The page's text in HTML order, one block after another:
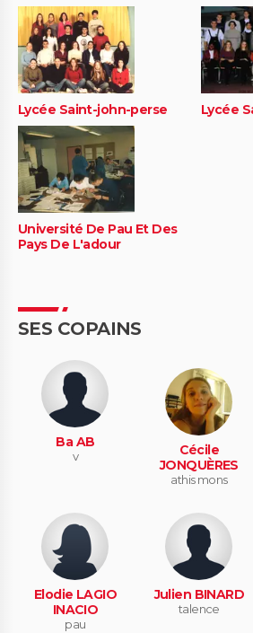
Lycée Saint-john-perse Lycée
Université De Pau Et Des
Pays De L'adour
SES COPAINS
Ba AB
v
Cécile
JONQUÈRES
athis mons
Elodie LAGIO
INACIO
pau
Julien BINARD
talence